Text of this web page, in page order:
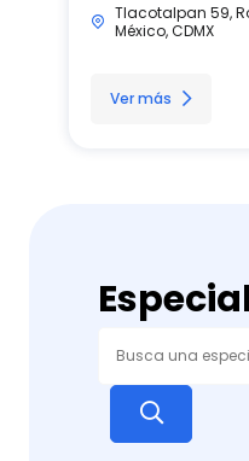
Tlacotalpan 59,
México, CDMX
Ver más